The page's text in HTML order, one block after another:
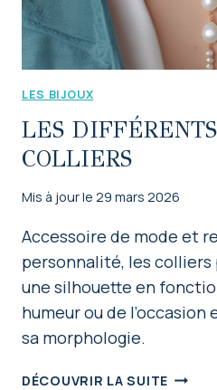
LES BIJOUX
LES
COLLIERS
Mis à jour le 29 mars 2026
Accessoire de mode et
personnalité, les colliers
une silhouette en
humeur ou de l’occasion
sa morphologie.
DÉCOUVRIR LA SUITELES